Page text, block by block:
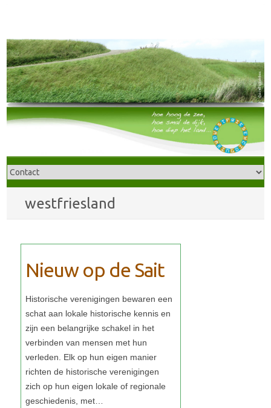
westfriesland
Nieuw op de Sait